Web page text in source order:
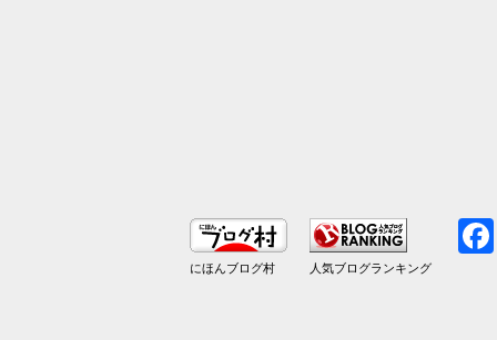
にほんブログ村 人気ブログランキング